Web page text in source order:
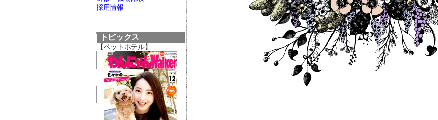
採用情報
トピックス
【ペットホテル】